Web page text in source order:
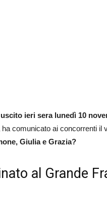
ieri sera lunedì 10
comunicato ai concorrenti il
Giulia e Grazia?
al Grande